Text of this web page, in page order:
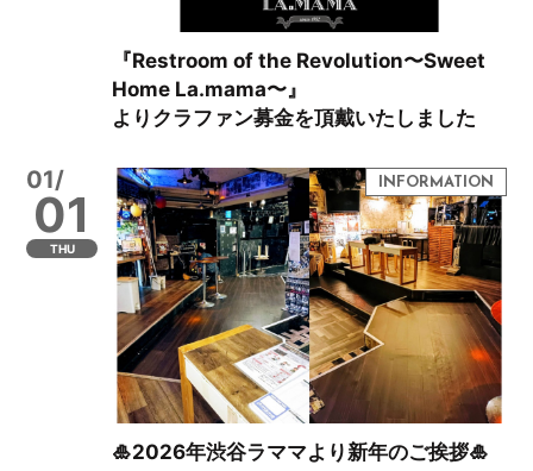
『Restroom of the Revolution〜Sweet
Home La.mama〜』
よりクラファン募金を頂戴いたしました
01/
01
THU
🎍2026年渋谷ラママより新年のご挨拶🎍